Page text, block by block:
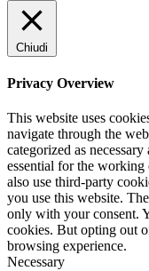
Chiudi
Privacy Overview
This website uses
navigate through the
categorized as
essential for the
also use third-party
you use this website.
only with your consent.
cookies. But opting out
browsing experience.
Necessary